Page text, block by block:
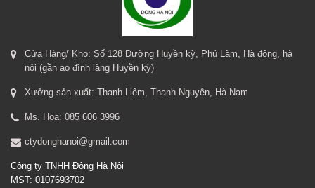
Cửa Hàng/ Kho: Số 128 Đường Huyền kỳ, Phú Lãm, Hà đông, hà
nội (gần ao đình làng Huyền kỳ)
Xưởng sản xuất: Thanh Liêm, Thanh Nguyên, Hà Nam
Ms. Hoa: 085 606 3996
ctydonghanoi@gmail.com
Công ty TNHH Đông Hà Nội
MST: 0107693702